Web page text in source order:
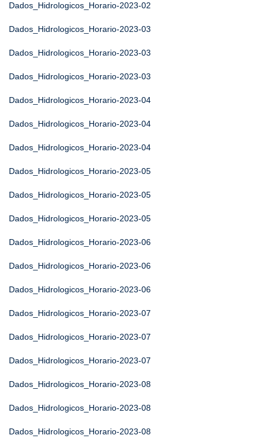
Dados_Hidrologicos_Horario-2023-02
Dados_Hidrologicos_Horario-2023-03
Dados_Hidrologicos_Horario-2023-03
Dados_Hidrologicos_Horario-2023-03
Dados_Hidrologicos_Horario-2023-04
Dados_Hidrologicos_Horario-2023-04
Dados_Hidrologicos_Horario-2023-04
Dados_Hidrologicos_Horario-2023-05
Dados_Hidrologicos_Horario-2023-05
Dados_Hidrologicos_Horario-2023-05
Dados_Hidrologicos_Horario-2023-06
Dados_Hidrologicos_Horario-2023-06
Dados_Hidrologicos_Horario-2023-06
Dados_Hidrologicos_Horario-2023-07
Dados_Hidrologicos_Horario-2023-07
Dados_Hidrologicos_Horario-2023-07
Dados_Hidrologicos_Horario-2023-08
Dados_Hidrologicos_Horario-2023-08
Dados_Hidrologicos_Horario-2023-08